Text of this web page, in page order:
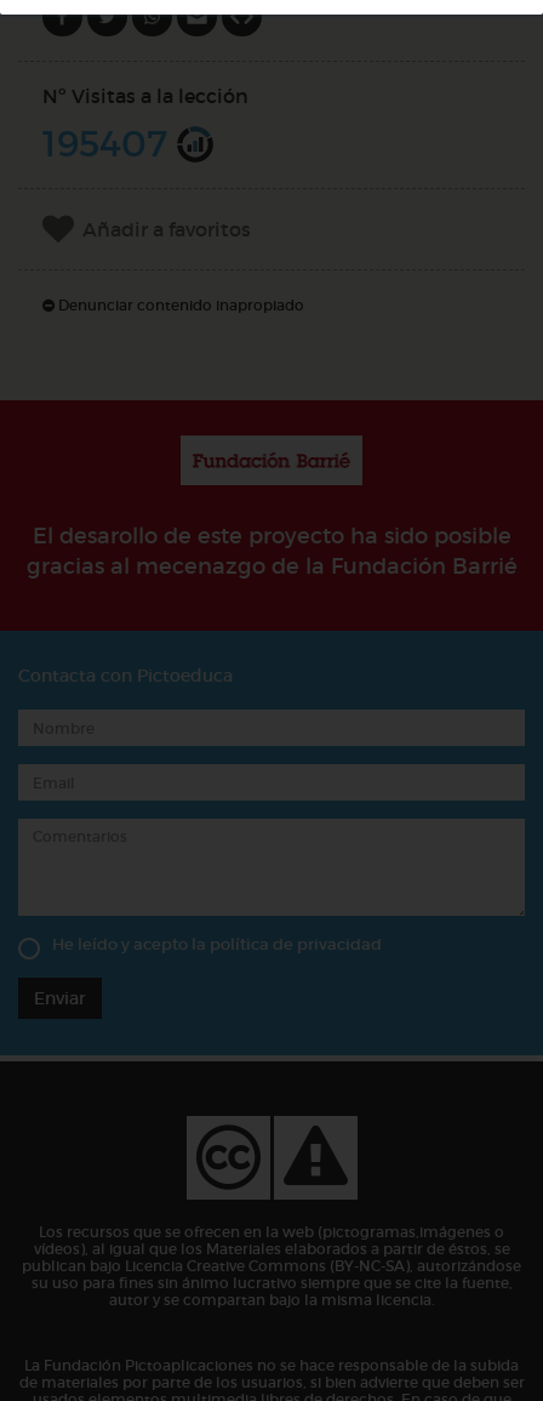
Nº Visitas a la lección
195407
Añadir a favoritos
Denunciar contenido inapropiado
El desarollo de este proyecto ha sido posible
gracias al mecenazgo de la Fundación Barrié
Contacta con Pictoeduca
He leído y acepto la política de privacidad
Enviar
Los recursos que se ofrecen en la web (pictogramas,imágenes o
vídeos), al igual que los Materiales elaborados a partir de éstos, se
publican bajo Licencia Creative Commons (BY-NC-SA), autorizándose
su uso para fines sin ánimo lucrativo siempre que se cite la fuente,
autor y se compartan bajo la misma licencia.
La Fundación Pictoaplicaciones no se hace responsable de la subida
de materiales por parte de los usuarios, si bien advierte que deben ser